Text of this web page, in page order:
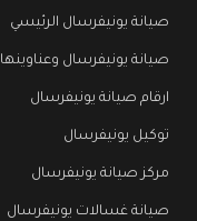
صيانة يونيفرسال الرئيسي
صيانة يونيفرسال وعناوينها
ارقام صيانة يونيفرسال
توكيل يونيفرسال
مركز صيانة يونيفرسال
صيانة غسالات يونيفرسال